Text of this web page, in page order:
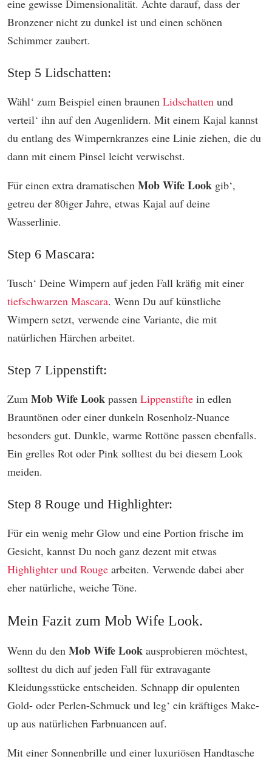
eine gewisse Dimensionalität. Achte darauf, dass der
Bronzener nicht zu dunkel ist und einen schönen
Schimmer zaubert.
Step 5 Lidschatten:
Wähl‘ zum Beispiel einen braunen Lidschatten und
verteil‘ ihn auf den Augenlidern. Mit einem Kajal kannst
du entlang des Wimpernkranzes eine Linie ziehen, die du
dann mit einem Pinsel leicht verwischst.
Für einen extra dramatischen Mob Wife Look gib‘,
getreu der 80iger Jahre, etwas Kajal auf deine
Wasserlinie.
Step 6 Mascara:
Tusch‘ Deine Wimpern auf jeden Fall kräfig mit einer
tiefschwarzen Mascara. Wenn Du auf künstliche
Wimpern setzt, verwende eine Variante, die mit
natürlichen Härchen arbeitet.
Step 7 Lippenstift:
Zum Mob Wife Look passen Lippenstifte in edlen
Brauntönen oder einer dunkeln Rosenholz-Nuance
besonders gut. Dunkle, warme Rottöne passen ebenfalls.
Ein grelles Rot oder Pink solltest du bei diesem Look
meiden.
Step 8 Rouge und Highlighter:
Für ein wenig mehr Glow und eine Portion frische im
Gesicht, kannst Du noch ganz dezent mit etwas
Highlighter und Rouge arbeiten. Verwende dabei aber
eher natürliche, weiche Töne.
Mein Fazit zum Mob Wife Look.
Wenn du den Mob Wife Look ausprobieren möchtest,
solltest du dich auf jeden Fall für extravagante
Kleidungsstücke entscheiden. Schnapp dir opulenten
Gold- oder Perlen-Schmuck und leg‘ ein kräftiges Make-
up aus natürlichen Farbnuancen auf.
Mit einer Sonnenbrille und einer luxuriösen Handtasche